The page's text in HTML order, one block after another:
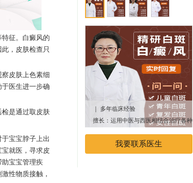
征。白癜风的
，皮肤检查只
皮肤上色素细
医生进一步确
是通过取皮肤
宝宝脖子上出
就医，寻求皮
宝宝管理疾
性物质接触，
｜ 多年临床经验
擅长：运用中医与西医相结合治疗各种
我要联系医生